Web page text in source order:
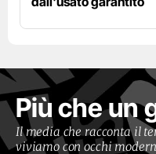
Più che un
Il media che racconta il
viviamo con occhi